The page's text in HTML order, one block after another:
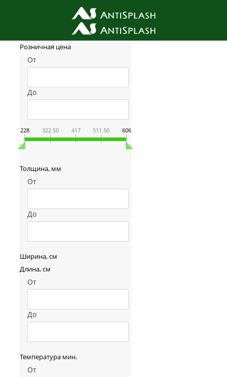
Фильтр товаров
Розничная цена
От
До
228 322.50 417 511.50 606
Толщина, мм
От
До
Ширина, см
Длина, см
От
До
Температура мин.
От